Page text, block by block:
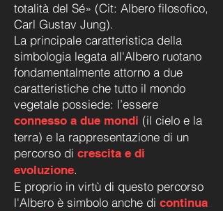
totalità del Sé» (Cit: Albero filosofico,
Carl Gustav Jung).
La principale caratteristica della
simbologia legata all'Albero ruotano
fondamentalmente attorno a due
caratteristiche che tutto il mondo
vegetale possiede: l’essere
connesso a due mondi (il cielo e la
terra) e la rappresentazione di un
percorso di crescita e di
evoluzione.
E proprio in virtù di questo percorso
l'Albero è simbolo anche di continua